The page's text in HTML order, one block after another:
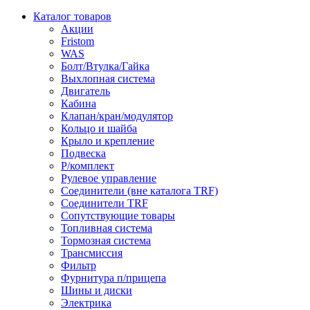
Каталог товаров
Акции
Fristom
WAS
Болт/Втулка/Гайка
Выхлопная система
Двигатель
Кабина
Клапан/кран/модулятор
Кольцо и шайба
Крыло и крепление
Подвеска
Р/комплект
Рулевое управление
Соединители (вне каталога TRF)
Соединители TRF
Сопутствующие товары
Топливная система
Тормозная система
Трансмиссия
Фильтр
Фурнитура п/прицепа
Шины и диски
Электрика